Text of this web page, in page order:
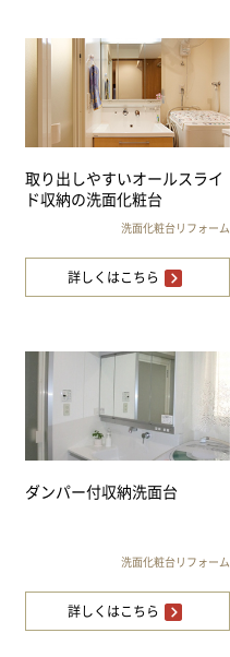
取り出しやすいオールスライ
ド収納の洗面化粧台
洗面化粧台リフォーム
詳しくはこちら
ダンパー付収納洗面台
洗面化粧台リフォーム
詳しくはこちら